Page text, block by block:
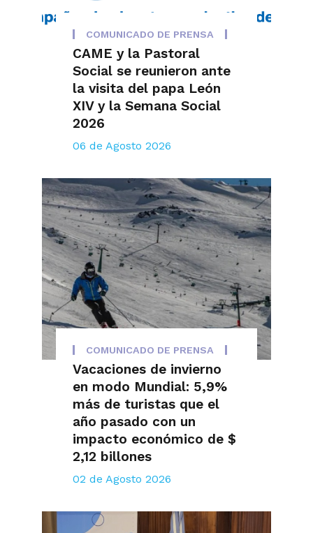
COMUNICADO DE PRENSA
CAME y la Pastoral
Social se reunieron ante
la visita del papa León
XIV y la Semana Social
2026
06 de Agosto 2026
COMUNICADO DE PRENSA
Vacaciones de invierno
en modo Mundial: 5,9%
más de turistas que el
año pasado con un
impacto económico de $
2,12 billones
02 de Agosto 2026